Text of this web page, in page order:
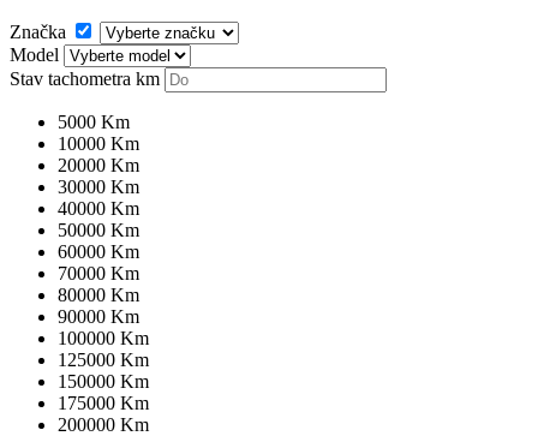
Značka
Model
Stav tachometra km
5000 Km
10000 Km
20000 Km
30000 Km
40000 Km
50000 Km
60000 Km
70000 Km
80000 Km
90000 Km
100000 Km
125000 Km
150000 Km
175000 Km
200000 Km